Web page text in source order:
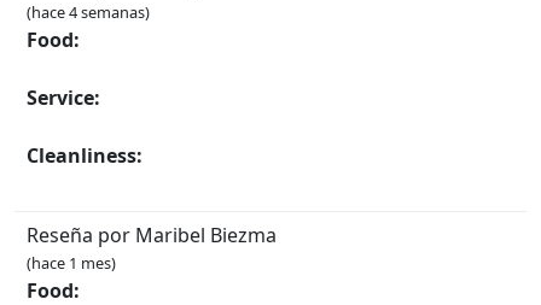
(hace 4 semanas)
Food:
Service:
Cleanliness:
Reseña por Maribel Biezma
(hace 1 mes)
Food: